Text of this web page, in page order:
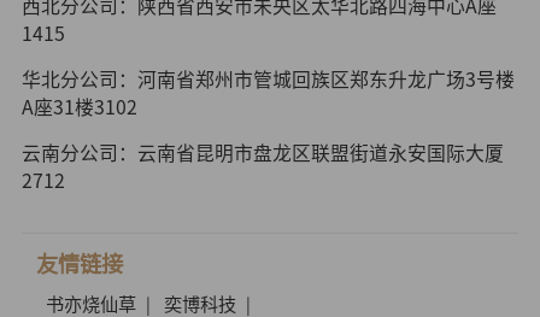
西北分公司：陕西省西安市未央区太华北路四海中心A座
1415
华北分公司：河南省郑州市管城回族区郑东升龙广场3号楼
A座31楼3102
云南分公司：云南省昆明市盘龙区联盟街道永安国际大厦
2712
友情链接
书亦烧仙草 奕博科技